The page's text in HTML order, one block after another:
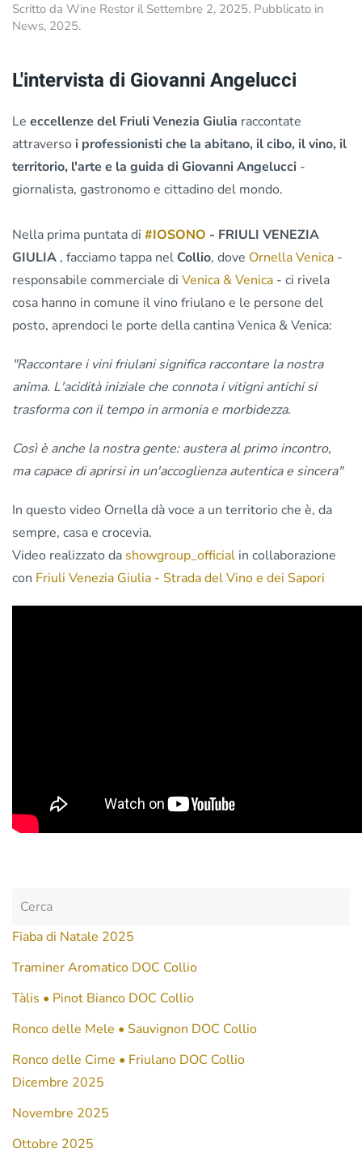
Scritto da Wine Restor il Settembre 2, 2025. Pubblicato in
News, 2025.
L'intervista di Giovanni Angelucci
Le eccellenze del Friuli Venezia Giulia raccontate
attraverso i professionisti che la abitano, il cibo, il vino, il
territorio, l'arte e la guida di Giovanni Angelucci -
giornalista, gastronomo e cittadino del mondo.
Nella prima puntata di #IOSONO - FRIULI VENEZIA
GIULIA , facciamo tappa nel Collio, dove Ornella Venica -
responsabile commerciale di Venica & Venica - ci rivela
cosa hanno in comune il vino friulano e le persone del
posto, aprendoci le porte della cantina Venica & Venica:​
"Raccontare i vini friulani significa raccontare la nostra
anima. L'acidità iniziale che connota i vitigni antichi si
trasforma con il tempo in armonia e morbidezza.
Così è anche la nostra gente: austera al primo incontro,
ma capace di aprirsi in un'accoglienza autentica e sincera"
In questo video Ornella dà voce a un territorio che è, da
sempre, casa e crocevia.
Video realizzato da showgroup_official in collaborazione
con Friuli Venezia Giulia - Strada del Vino e dei Sapori
Fiaba di Natale 2025
Traminer Aromatico DOC Collio
Tàlis • Pinot Bianco DOC Collio
Ronco delle Mele • Sauvignon DOC Collio
Ronco delle Cime • Friulano DOC Collio
Dicembre 2025
Novembre 2025
Ottobre 2025